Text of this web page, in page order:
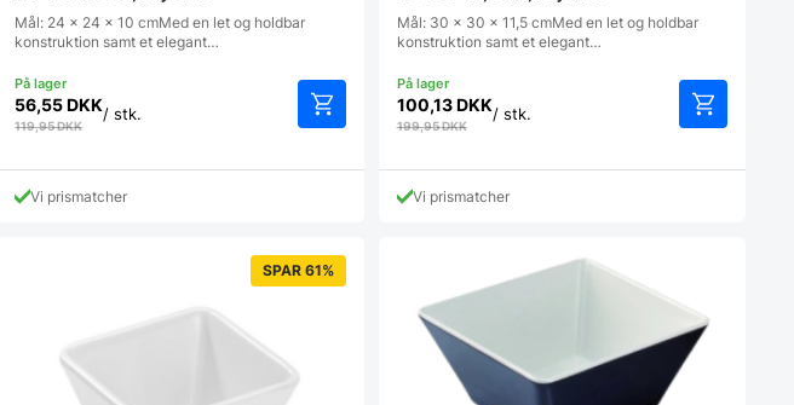
Mål: 24 x 24 x 10 cmMed en let og holdbar
konstruktion samt et elegant…
56,55DKK
119,95DKK
/ stk.
Vi prismatcher
Mål: 30 x 30 x 11,5 cmMed en let og holdbar
konstruktion samt et elegant…
100,13DKK
199,95DKK
/ stk.
Vi prismatcher
SPAR 61%